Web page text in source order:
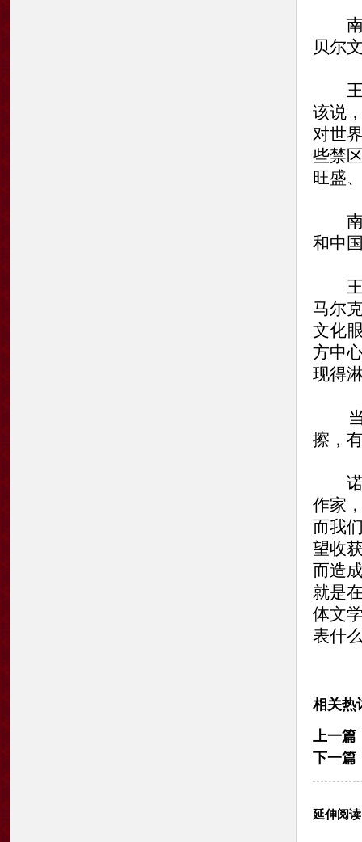
南
贝尔
王
该说
对世
些禁
旺盛
南
和中
王蒙
马尔
文化
方中
现得
当
擦，
诺
作家
而我
望收
而造
就是
体文
表什
相关热
上一篇
下一篇
延伸阅